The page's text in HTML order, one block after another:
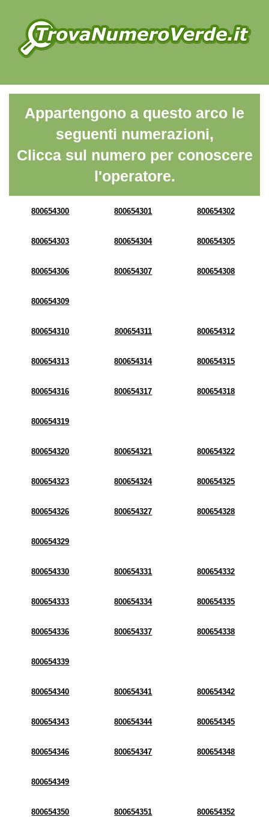
Appartengono a questo arco le
seguenti numerazioni,
Clicca sul numero per conoscere
l'operatore.
800654300 800654301 800654302
800654303 800654304 800654305
800654306 800654307 800654308
800654309
800654310 800654311 800654312
800654313 800654314 800654315
800654316 800654317 800654318
800654319
800654320 800654321 800654322
800654323 800654324 800654325
800654326 800654327 800654328
800654329
800654330 800654331 800654332
800654333 800654334 800654335
800654336 800654337 800654338
800654339
800654340 800654341 800654342
800654343 800654344 800654345
800654346 800654347 800654348
800654349
800654350 800654351 800654352